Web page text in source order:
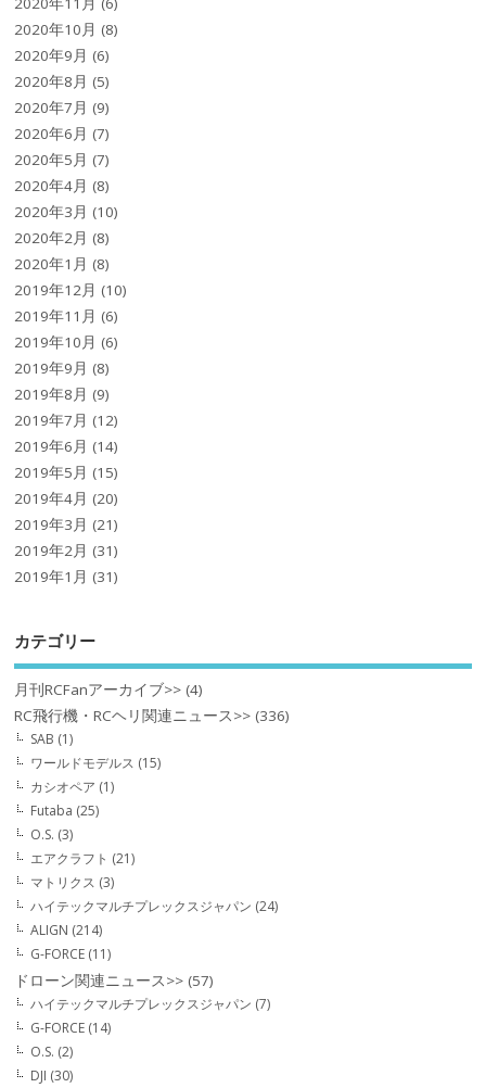
2020年10月 (8)
2020年9月 (6)
2020年8月 (5)
2020年7月 (9)
2020年6月 (7)
2020年5月 (7)
2020年4月 (8)
2020年3月 (10)
2020年2月 (8)
2020年1月 (8)
2019年12月 (10)
2019年11月 (6)
2019年10月 (6)
2019年9月 (8)
2019年8月 (9)
2019年7月 (12)
2019年6月 (14)
2019年5月 (15)
2019年4月 (20)
2019年3月 (21)
2019年2月 (31)
2019年1月 (31)
カテゴリー
月刊RCFanアーカイブ>> (4)
RC飛行機・RCヘリ関連ニュース>> (336)
SAB (1)
ワールドモデルス (15)
カシオペア (1)
Futaba (25)
O.S. (3)
エアクラフト (21)
マトリクス (3)
ハイテックマルチプレックスジャパン (24)
ALIGN (214)
G-FORCE (11)
ドローン関連ニュース>> (57)
ハイテックマルチプレックスジャパン (7)
G-FORCE (14)
O.S. (2)
DJI (30)